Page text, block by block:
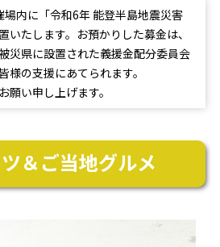
内に「令和6年 能登半島地震災害
いたします。お預かりした募金は、
災県に設置された義援金配分委員会
様の支援にあてられます。
願い申し上げます。
＆ご当地グルメ